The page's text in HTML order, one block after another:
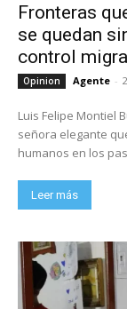
Fronteras
se quedan
control
Opinion Agente -
Luis Felipe Montiel Bueno, vamos a ver. Resulta que Europa, esa
señora elegante
humanos en los
Leer más